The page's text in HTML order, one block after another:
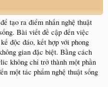
tạo ra điểm nhấn nghệ thuật
Bài viết đề cập đến việc
độc đáo, kết hợp với phong
gian đặc biệt. Bằng cách
không chỉ trở thành một phần
một tác phẩm nghệ thuật sống